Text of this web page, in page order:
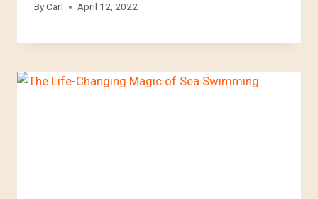
ByCarl April 12, 2022